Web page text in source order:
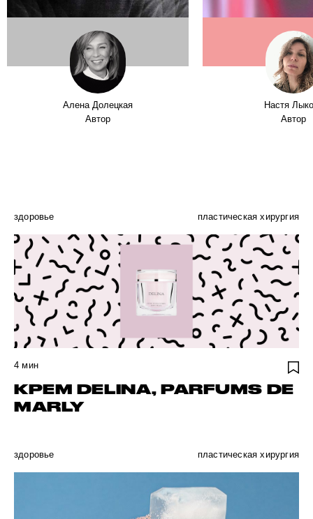
Алена Долецкая
Автор
Настя
Автор
здоровье пластическая хирургия
4 мин
КРЕМ DELINA, PARFUMS DE
MARLY
здоровье пластическая хирургия